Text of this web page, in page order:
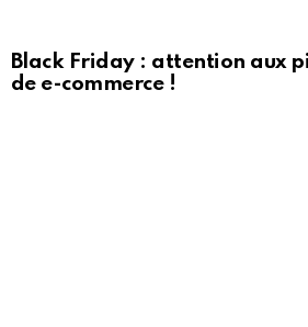
Black Friday : attention aux
de e-commerce !